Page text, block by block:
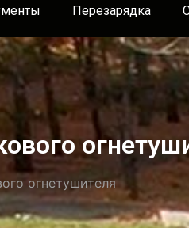
Перезарядка
огнетушителя